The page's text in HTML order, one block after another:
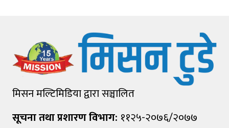
मिसन मल्टिमिडिया द्वारा सञ्चालित
सूचना तथा प्रशारण विभाग: ११२५-२०७६/२०७७